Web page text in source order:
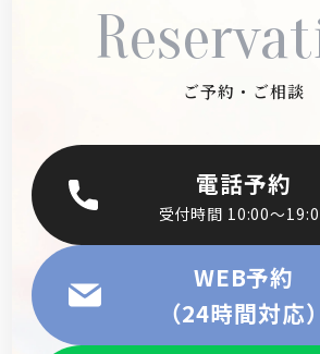
ご予約・ご相談
電話予約
受付時間 10:00〜
WEB予約
（24時間対応）